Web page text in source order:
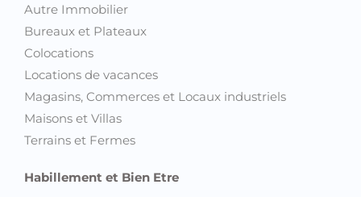
Autre Immobilier
Bureaux et Plateaux
Colocations
Locations de vacances
Magasins, Commerces et Locaux industriels
Maisons et Villas
Terrains et Fermes
Habillement et Bien Etre